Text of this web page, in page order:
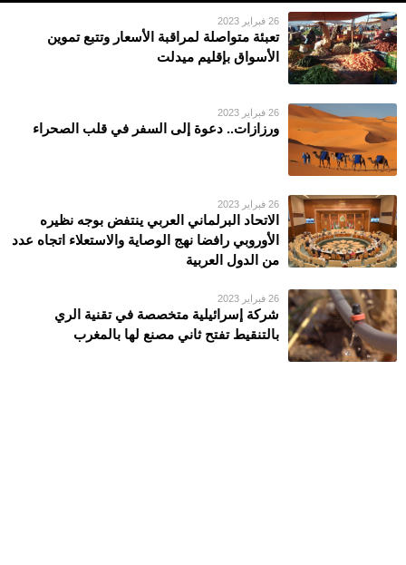
26 فبراير 2023
تعبئة متواصلة لمراقبة الأسعار وتتبع تموين
الأسواق بإقليم ميدلت
26 فبراير 2023
ورزازات.. دعوة إلى السفر في قلب الصحراء
26 فبراير 2023
الاتحاد البرلماني العربي ينتفض بوجه نظيره
الأوروبي رافضا نهج الوصاية والاستعلاء اتجاه عدد
من الدول العربية
26 فبراير 2023
شركة إسرائيلية متخصصة في تقنية الري
بالتنقيط تفتح ثاني مصنع لها بالمغرب